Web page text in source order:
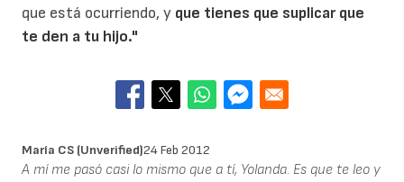
que está ocurriendo, y que tienes que suplicar que
te den a tu hijo."
María CS (unverified)24 Feb 2012
A mí me pasó casi lo mismo que a tí, Yolanda. Es que te leo y